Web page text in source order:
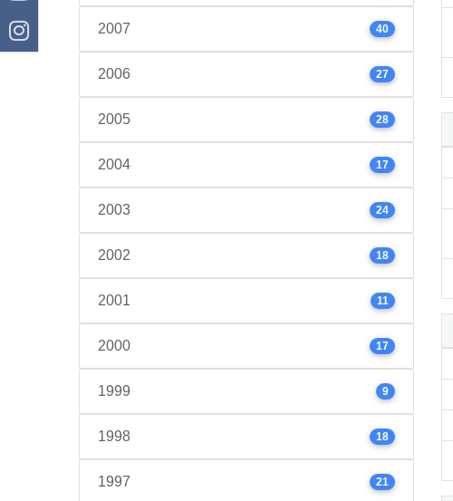
2007 40
2006 27
2005 28
2004 17
2003 24
2002 18
2001 11
2000 17
1999 9
1998 18
1997 21